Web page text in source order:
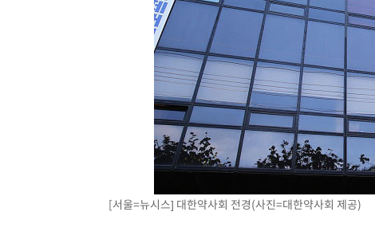
여자배구 이재영·이다영 자매, 아제르바이잔 투란VC 입단
외국인 심판 성 접대 7경기 들여다보니…한국 축구 '5승 2무'
[속보]코스닥, 2.86포인트(0.36%) 내린 798.81마감
[속보]코스피, 6200선 약보합…0.60% 내린 6258.77에 마쳐
[속보]원·달러 환율, 7.7원 내린 1416.1원 마감
[속보] 노원서 40.1도 관측…서울, 2018년 이후 첫 40도
[속보]종합특검, '계엄 수용공간 확보' 신용해 前교정본부장 기소
외신들도 주목한 韓축구 파문…"국민적 공분에 수사 재개"
[속보]규제합리화위원회 부위원장에 김태유 서울대 공대 교수…이
[서울=뉴시스] 대한약사회 전경(사진=대한약사회 제공)